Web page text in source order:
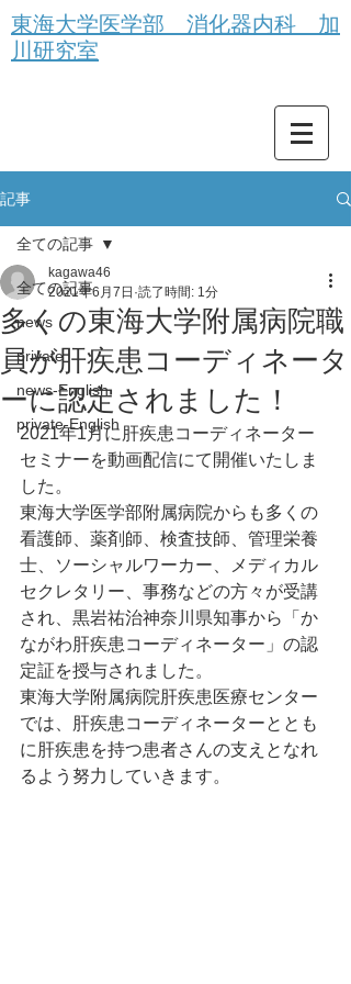
東海大学医学部 消化器内科 加
川研究室
記事
全ての記事
news
private
news-English
private-English
全ての記事
多くの東海大学附属病院職
員が肝疾患コーディネータ
ーに認定されました！
kagawa46
2021年6月7日 読了時間: 1分
2021年1月に肝疾患コーディネーター
セミナーを動画配信にて開催いたしま
した。
東海大学医学部附属病院からも多くの
看護師、薬剤師、検査技師、管理栄養
士、ソーシャルワーカー、メディカル
セクレタリー、事務などの方々が受講
され、黒岩祐治神奈川県知事から「か
ながわ肝疾患コーディネーター」の認
定証を授与されました。
東海大学附属病院 肝疾患医療センター
では、肝疾患コーディネーターととも
に肝疾患を持つ患者さんの支えとなれ
るよう努力していきます。